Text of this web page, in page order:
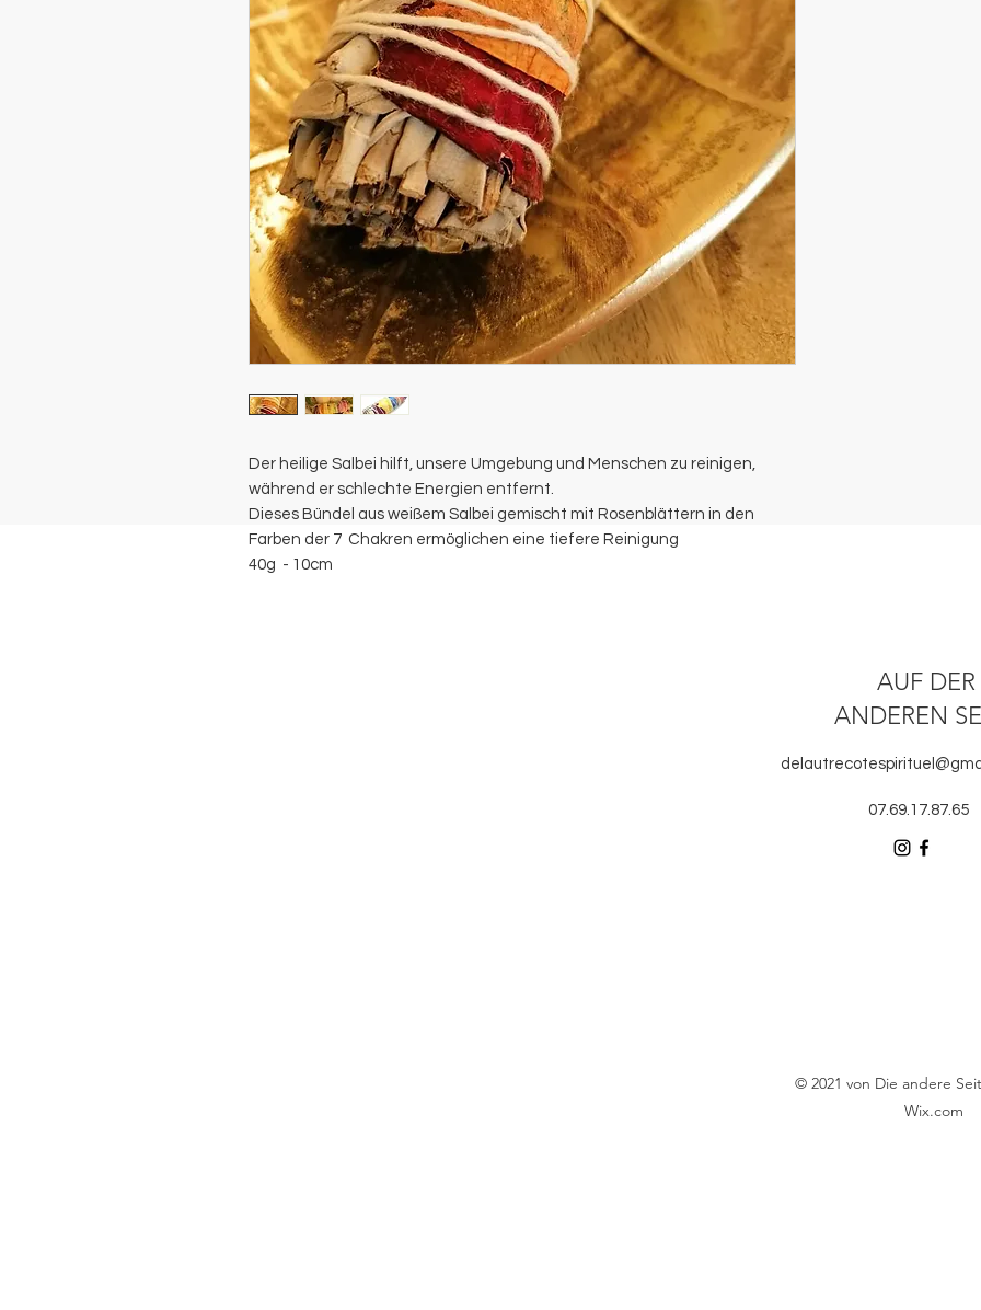
Der heilige Salbei hilft, unsere Umgebung und Menschen zu reinigen,
während er schlechte Energien entfernt.
Dieses Bündel aus weißem Salbei gemischt mit Rosenblättern in den
Farben der 7 Chakren ermöglichen eine tiefere Reinigung
40g - 10cm
AUF DER
ANDEREN
07.69.17.87.65
© 2021 von Die andere
Wix.com